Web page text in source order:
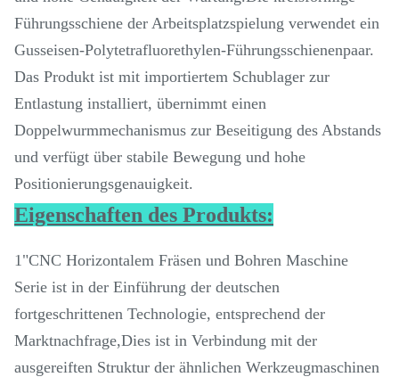
Führungsschiene der Arbeitsplatzspielung verwendet ein
Gusseisen-Polytetrafluorethylen-Führungsschienenpaar.
Das Produkt ist mit importiertem Schublager zur
Entlastung installiert, übernimmt einen
Doppelwurmmechanismus zur Beseitigung des Abstands
und verfügt über stabile Bewegung und hohe
Positionierungsgenauigkeit.
Eigenschaften des Produkts:
1"CNC Horizontalem Fräsen und Bohren Maschine
Serie ist in der Einführung der deutschen
fortgeschrittenen Technologie, entsprechend der
Marktnachfrage,Dies ist in Verbindung mit der
ausgereiften Struktur der ähnlichen Werkzeugmaschinen